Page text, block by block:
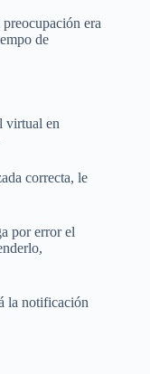
era
de
virtual en
correcta, le
por error el
la notificación